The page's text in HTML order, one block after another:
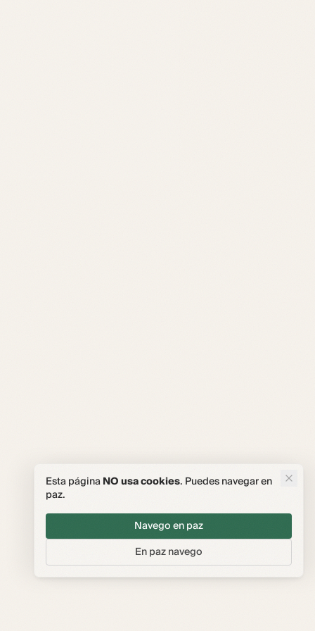
Esta páginaNO usa cookies. Puedes navegar en
paz.
Navego en paz
En paz navego